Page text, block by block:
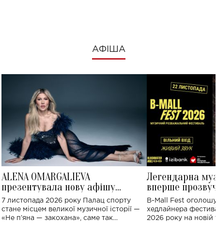
АФІША
ALENA OMARGALIEVA
презентувала нову афішу
великого концерту в Палаці
спорту
7 листопада 2026 року Палац спорту
стане місцем великої музичної історії —
«Не пʼяна — закохана», саме так
Легендарна
вперше
Україні: де
B-Mall Fest
хедлайнера
2026 року на новій